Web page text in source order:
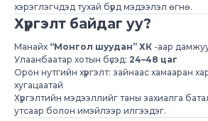
хэрэглэгчдэд тухай бүрд мэдээлэл өгнө.
Хүргэлт байдаг уу?
Манайх “Монгол шуудан” ХК -аар
Улаанбаатар хотын бүсэд: 24–48 цаг
Орон нутгийн хүргэлт: зайнаас хамааран
хугацаатай
Хүргэлтийн мэдээллийг таны захиалга
утсаар болон имэйлээр илгээдэг.